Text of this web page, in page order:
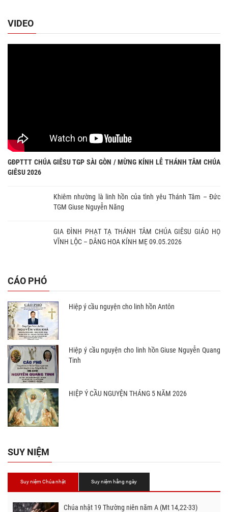
VIDEO
GĐPTTT CHÚA GIÊSU TGP SÀI GÒN / MỪNG KÍNH LỄ THÁNH TÂM CHÚA
GIÊSU 2026
Khiêm nhường là linh hồn của tình yêu Thánh Tâm – Đức
TGM Giuse Nguyễn Năng
GIA ĐÌNH PHẠT TẠ THÁNH TÂM CHÚA GIÊSU GIÁO HỌ
VĨNH LỘC – DÂNG HOA KÍNH MẸ 09.05.2026
CÁO PHÓ
Hiệp ý cầu nguyện cho linh hồn Antôn
Hiệp ý cầu nguyện cho linh hồn Giuse Nguyễn Quang
Tinh
HIỆP Ý CẦU NGUYỆN THÁNG 5 NĂM 2026
SUY NIỆM
Suy niệm Chúa nhật Suy niệm hằng ngày
Chúa nhật 19 Thường niên năm A (Mt 14,22-33)